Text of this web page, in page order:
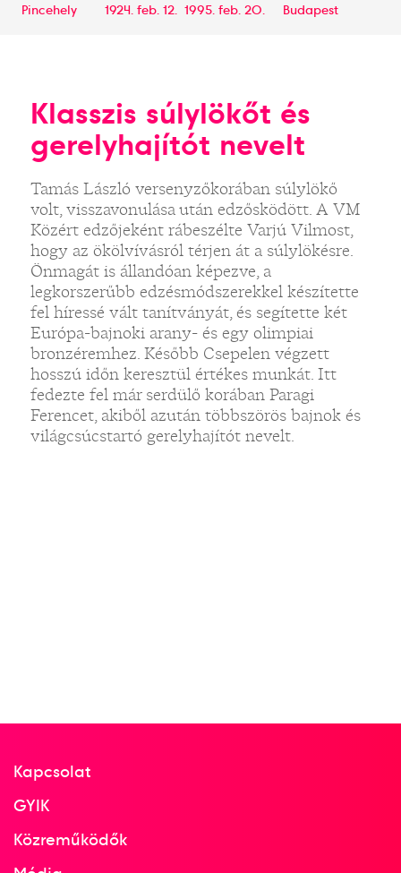
Pincehely
1924. feb. 12. 1995. feb. 20.
Budapest
Klasszis súlylökőt és
gerelyhajítót nevelt
Tamás László versenyzőkorában súlylökő
volt, visszavonulása után edzősködött. A VM
Közért edzőjeként rábeszélte Varjú Vilmost,
hogy az ökölvívásról térjen át a súlylökésre.
Önmagát is állandóan képezve, a
legkorszerűbb edzésmódszerekkel készítette
fel híressé vált tanítványát, és segítette két
Európa-bajnoki arany- és egy olimpiai
bronzéremhez. Később Csepelen végzett
hosszú időn keresztül értékes munkát. Itt
fedezte fel már serdülő korában Paragi
Ferencet, akiből azután többszörös bajnok és
világcsúcstartó gerelyhajítót nevelt.
Kapcsolat
GYIK
Közreműködők